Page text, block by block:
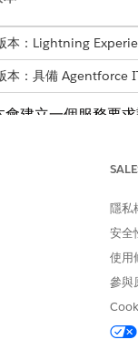
本：Lightning
本：具備 Agentforce
會建立一個服務要
流程包含會自動處
隱私
安全
使用
參與